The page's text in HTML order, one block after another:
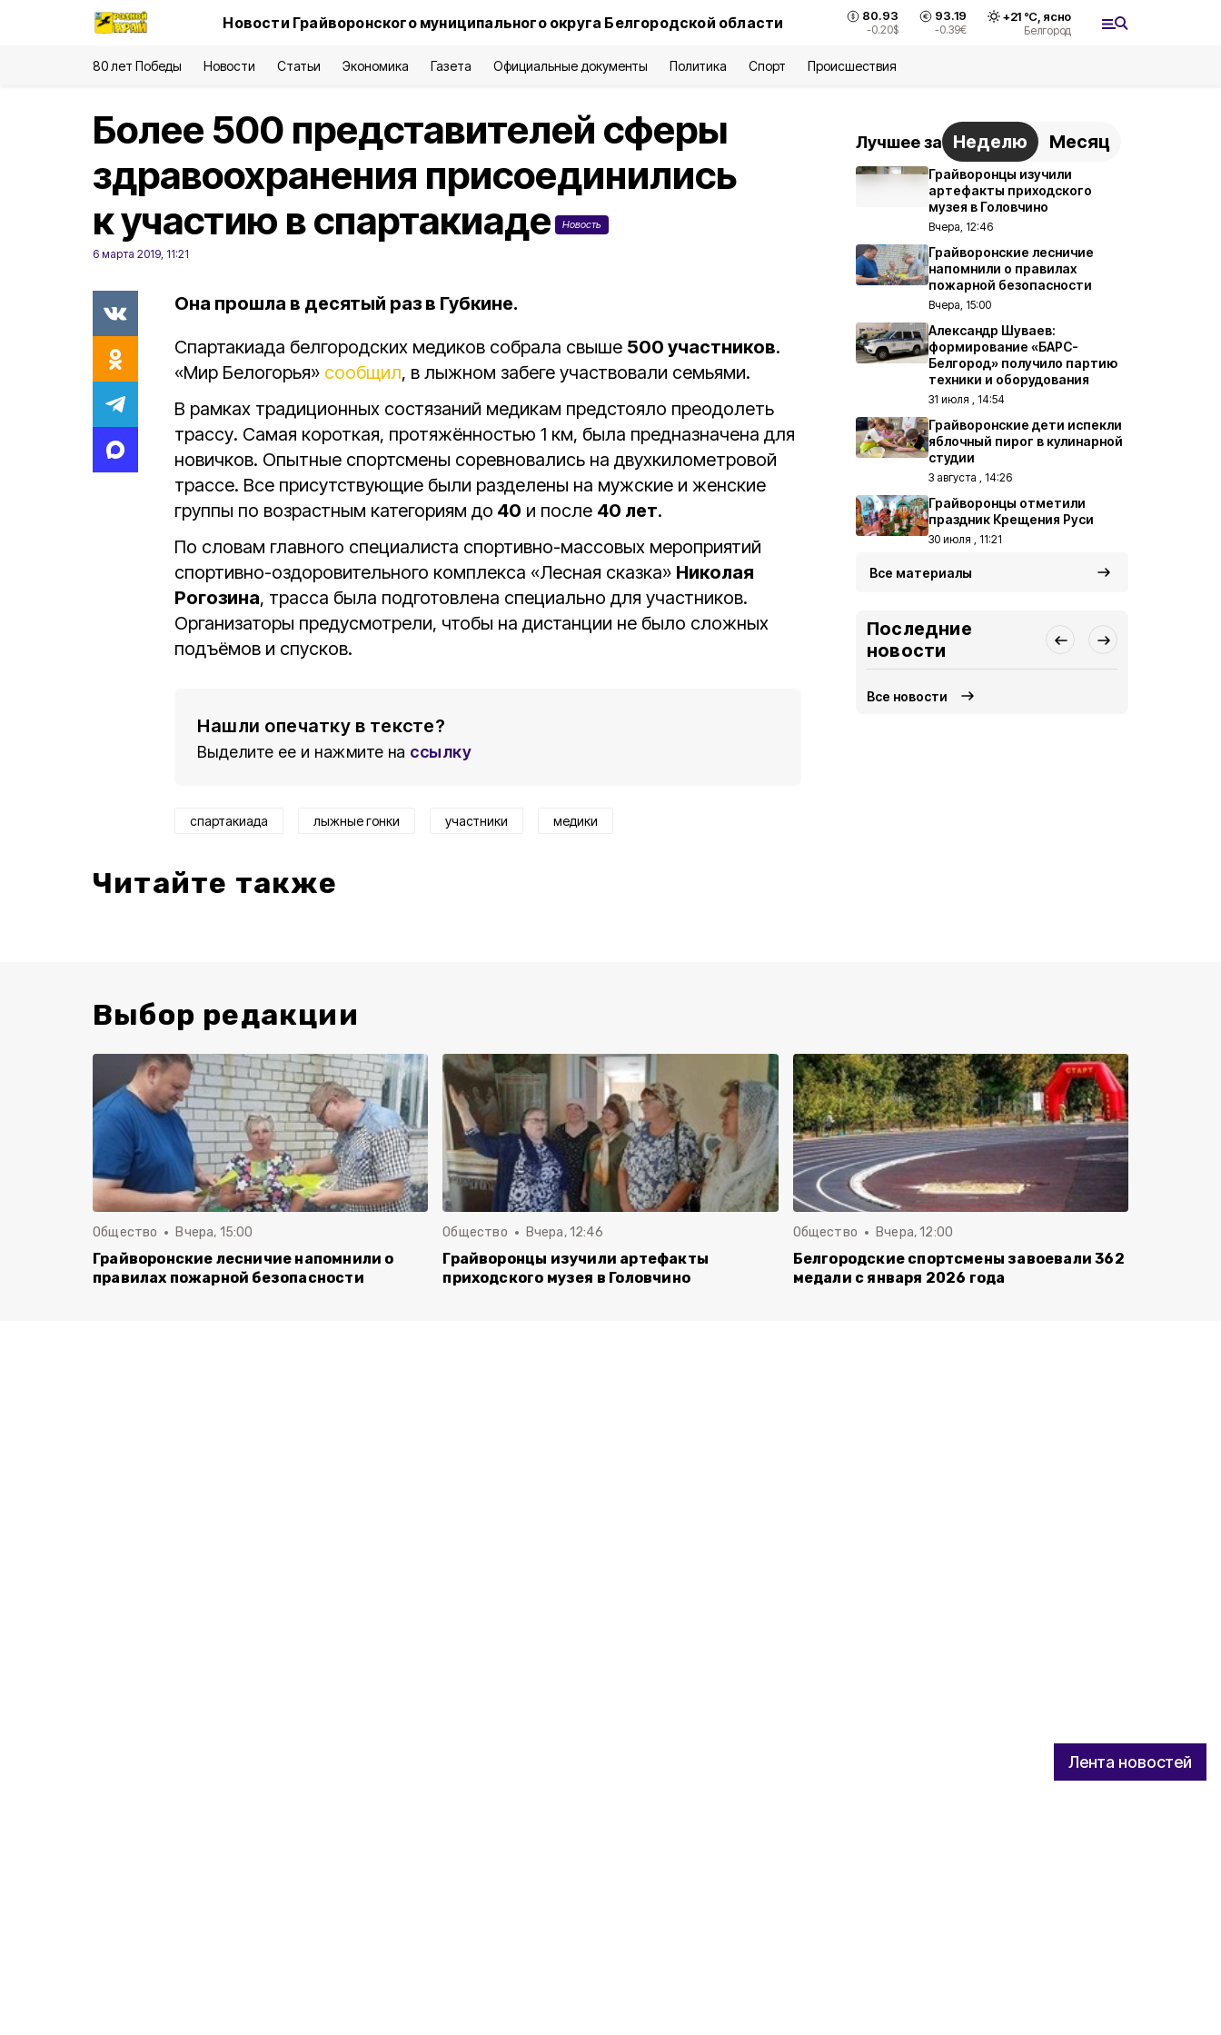
Новости Грайворонского муниципального округа Белгородской области 80.93
-0.20$
93.19
-0.39€
+21°С, ясно
Белгород
80 лет Победы Новости Статьи Экономика Газета Официальные документы Политика Спорт Происшествия
Лента новостей
Более 500 представителей сферы
здравоохранения присоединились
к участию в спартакиаде
Новость
6 марта 2019, 11:21
Она прошла в десятый раз в Губкине.
Спартакиада белгородских медиков собрала свыше 500 участников.
«Мир Белогорья» сообщил, в лыжном забеге участвовали семьями.
В рамках традиционных состязаний медикам предстояло преодолеть
трассу. Самая короткая, протяжённостью 1 км, была предназначена для
новичков. Опытные спортсмены соревновались на двухкилометровой
трассе. Все присутствующие были разделены на мужские и женские
группы по возрастным категориям до 40 и после 40 лет.
По словам главного специалиста спортивно-массовых мероприятий
спортивно-оздоровительного комплекса «Лесная сказка» Николая
Рогозина, трасса была подготовлена специально для участников.
Организаторы предусмотрели, чтобы на дистанции не было сложных
подъёмов и спусков.
Нашли опечатку в тексте?
Выделите ее и нажмите на ссылку
спартакиада лыжные гонки участники медики
Читайте также
Лучшее за Неделю Месяц
Грайворонцы изучили
артефакты приходского
музея в Головчино
Вчера, 12:46
Грайворонские лесничие
напомнили о правилах
пожарной безопасности
Вчера, 15:00
Александр Шуваев:
формирование «БАРС-
Белгород» получило партию
техники и оборудования
31 июля , 14:54
Грайворонские дети испекли
яблочный пирог в кулинарной
студии
3 августа , 14:26
Грайворонцы отметили
праздник Крещения Руси
30 июля , 11:21
Все материалы
Последние
новости
Все новости
Выбор редакции
Общество Вчера, 15:00
Грайворонские лесничие напомнили о
правилах пожарной безопасности
Общество Вчера, 12:46
Грайворонцы изучили артефакты
приходского музея в Головчино
Общество Вчера, 12:00
Белгородские спортсмены завоевали 362
медали с января 2026 года